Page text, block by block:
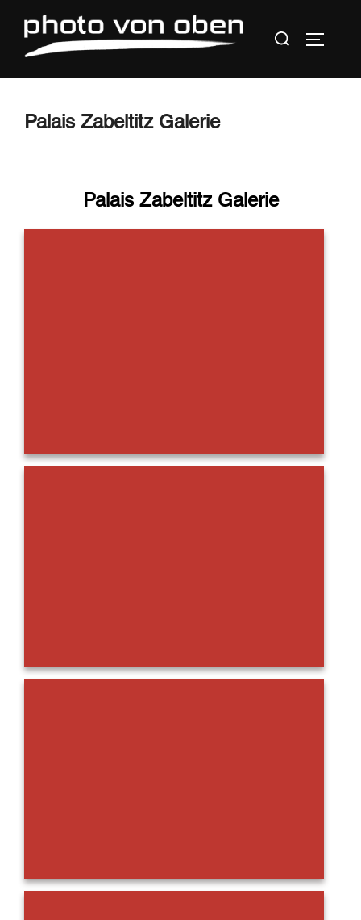
Inhalt
springen
Suchen
Palais Zabeltitz Galerie
Palais Zabeltitz Galerie